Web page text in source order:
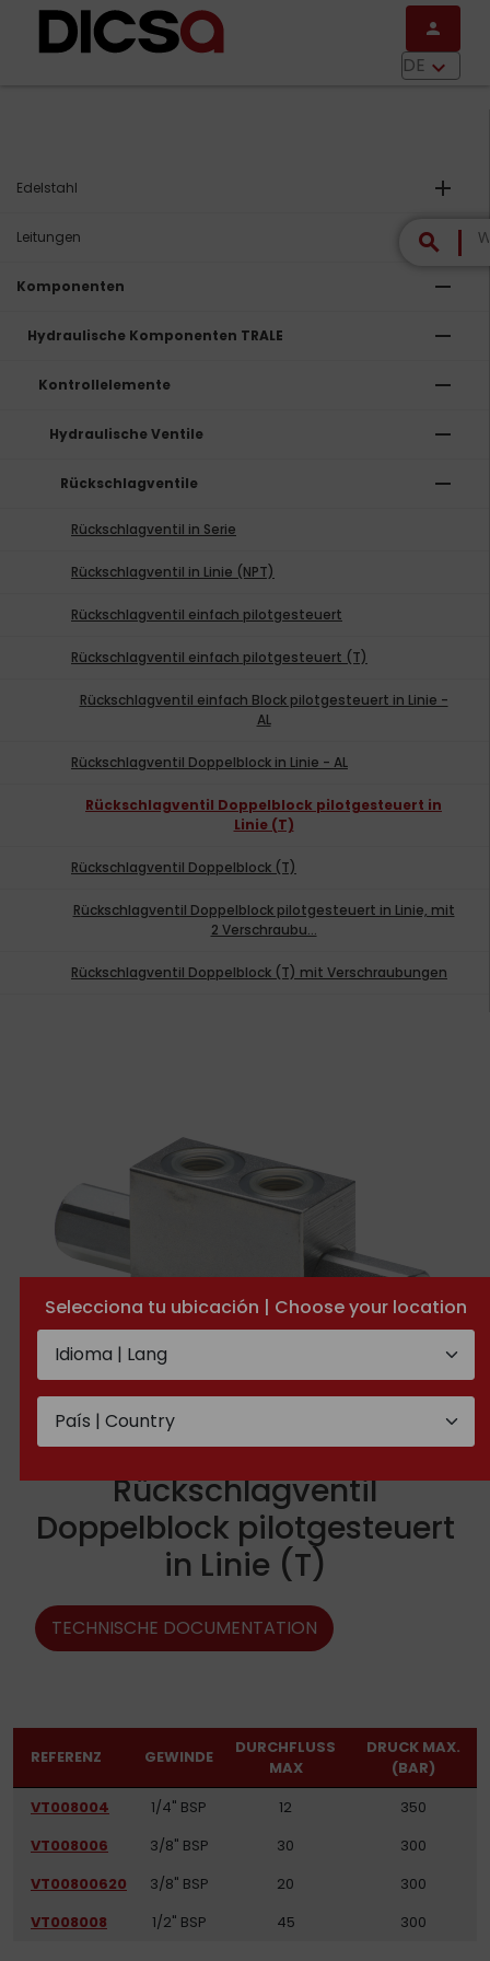
Selecciona tu ubicación | Choose your location
person
DE keyboard_arrow_down
search
Edelstahl add
Leitungen add
Komponenten remove
Hydraulische Komponenten TRALE remove
Kontrollelemente remove
Hydraulische Ventile remove
Rückschlagventile remove
Rückschlagventil in Serie
Rückschlagventil in Linie (NPT)
Rückschlagventil einfach pilotgesteuert
Rückschlagventil einfach pilotgesteuert (T)
Rückschlagventil einfach Block pilotgesteuert in Linie -
AL
Rückschlagventil Doppelblock in Linie - AL
Rückschlagventil Doppelblock pilotgesteuert in
Linie (T)
Rückschlagventil Doppelblock (T)
Rückschlagventil Doppelblock pilotgesteuert in Linie, mit
2 Verschraubu...
Rückschlagventil Doppelblock (T) mit Verschraubungen
Rückschlagventil
Doppelblock pilotgesteuert
in Linie (T)
TECHNISCHE DOCUMENTATION
REFERENZ GEWINDE
DURCHFLUSS
MAX
DRUCK MAX.
(BAR)
VT008004
1/4" BSP 12
350
VT008006
3/8" BSP 30
300
VT00800620
3/8" BSP 20
300
VT008008
1/2" BSP 45 300